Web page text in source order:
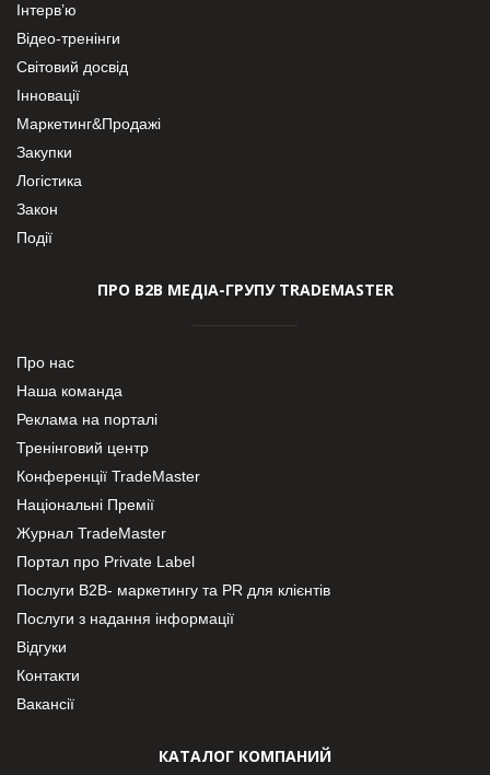
Інтерв’ю
Відео-тренінги
Світовий досвід
Інновації
Маркетинг&Продажі
Закупки
Логістика
Закон
Події
ПРО В2В МЕДІА-ГРУПУ TRADEMASTER
Про нас
Наша команда
Реклама на порталі
Тренінговий центр
Конференції TradeMaster
Національні Премії
Журнал TradeMaster
Портал про Private Label
Послуги В2В- маркетингу та PR для клієнтів
Послуги з надання інформації
Відгуки
Контакти
Вакансії
КАТАЛОГ КОМПАНИЙ